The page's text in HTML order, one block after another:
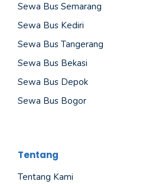
Sewa Bus Semarang
Sewa Bus Kediri
Sewa Bus Tangerang
Sewa Bus Bekasi
Sewa Bus Depok
Sewa Bus Bogor
Tentang
Tentang Kami